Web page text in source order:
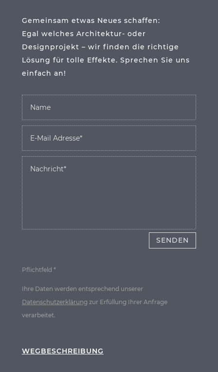
Gemeinsam etwas Neues schaffen:
Egal welches Architektur- oder
Designprojekt – wir finden die richtige
Lösung für tolle Effekte. Sprechen Sie uns
einfach an!
SENDEN
Pflichtfeld *
Ihre Daten werden entsprechend unserer
Datenschutzerklärung zur Erfüllung Ihrer Anfrage
verarbeitet.
WEGBESCHREIBUNG